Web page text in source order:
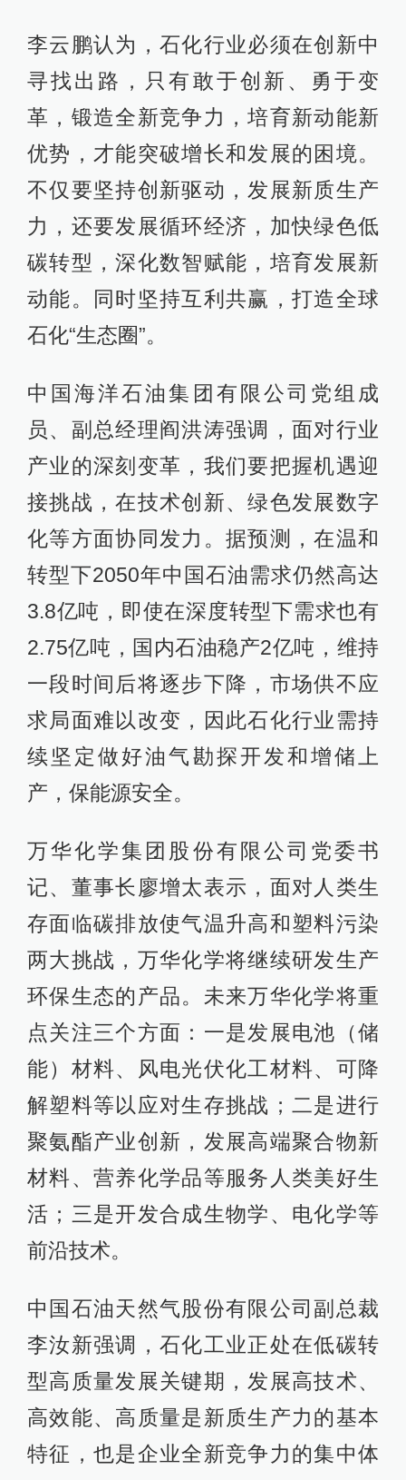
李云鹏认为，石化行业必须在创新中
寻找出路，只有敢于创新、勇于变
革，锻造全新竞争力，培育新动能新
优势，才能突破增长和发展的困境。
不仅要坚持创新驱动，发展新质生产
力，还要发展循环经济，加快绿色低
碳转型，深化数智赋能，培育发展新
动能。同时坚持互利共赢，打造全球
石化“生态圈”。
中国海洋石油集团有限公司党组成
员、副总经理阎洪涛强调，面对行业
产业的深刻变革，我们要把握机遇迎
接挑战，在技术创新、绿色发展数字
化等方面协同发力。据预测，在温和
转型下2050年中国石油需求仍然高达
3.8亿吨，即使在深度转型下需求也有
2.75亿吨，国内石油稳产2亿吨，维持
一段时间后将逐步下降，市场供不应
求局面难以改变，因此石化行业需持
续坚定做好油气勘探开发和增储上
产，保能源安全。
万华化学集团股份有限公司党委书
记、董事长廖增太表示，面对人类生
存面临碳排放使气温升高和塑料污染
两大挑战，万华化学将继续研发生产
环保生态的产品。未来万华化学将重
点关注三个方面：一是发展电池（储
能）材料、风电光伏化工材料、可降
解塑料等以应对生存挑战；二是进行
聚氨酯产业创新，发展高端聚合物新
材料、营养化学品等服务人类美好生
活；三是开发合成生物学、电化学等
前沿技术。
中国石油天然气股份有限公司副总裁
李汝新强调，石化工业正处在低碳转
型高质量发展关键期，发展高技术、
高效能、高质量是新质生产力的基本
特征，也是企业全新竞争力的集中体